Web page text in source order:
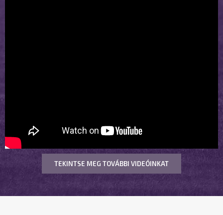
TEKINTSE MEG TOVÁBBI VIDEÓINKAT